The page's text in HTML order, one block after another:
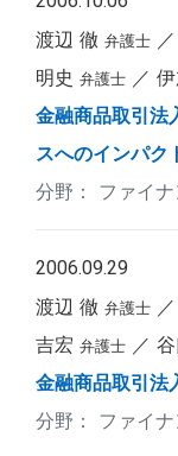
渡辺 徹 弁護士
明史 弁護士
金融商品取引法
スへのインパク
ファイナ
2006.09.29
渡辺 徹 弁護士
吉宏 弁護士
金融商品取引法
ファイナ